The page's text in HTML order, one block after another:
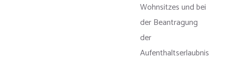
Wohnsitzes und bei
der Beantragung
der
Aufenthaltserlaubnis